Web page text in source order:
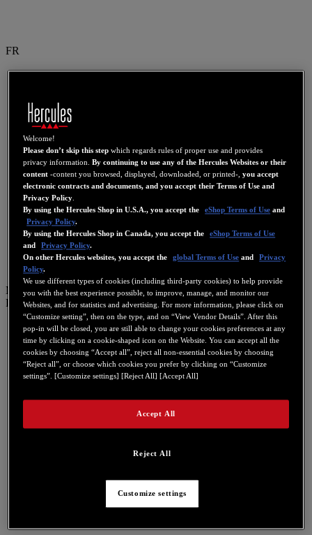
FR
US
ES
GB
DE
IT
NL
PT
繁體中文
简体中文
Menu
FR
US
FR
ES
IT
Welcome!
Please don’t skip this step which regards rules of proper use and provides
privacy information.By continuing to use any of the Hercules Websites or their
content -content you browsed, displayed, downloaded, or printed-,you accept
electronic contracts and documents, and you accept their Terms of Use and
Privacy Policy.
By using the Hercules Shop in U.S.A., you accept the
eShop Terms of Use and
Privacy Policy.
By using the Hercules Shop in Canada, you accept the
eShop Terms of Use
and
Privacy Policy.
On other Hercules websites, you accept the
global Terms of Use and
Privacy
Policy.
We use different types of cookies (including third-party cookies) to help provide
you with the best experience possible, to improve, manage, and monitor our
Websites, and for statistics and advertising. For more information, please click on
“Customize setting”, then on the type, and on “View Vendor Details”. After this
pop-in will be closed, you are still able to change your cookies preferences at any
time by clicking on a cookie-shaped icon on the Website. You can accept all the
cookies by choosing “Accept all”, reject all non-essential cookies by choosing
“Reject all”, or choose which cookies you prefer by clicking on “Customize
settings”. [Customize settings] [Reject All] [Accept All]
Reject All
Accept All
Customize settings